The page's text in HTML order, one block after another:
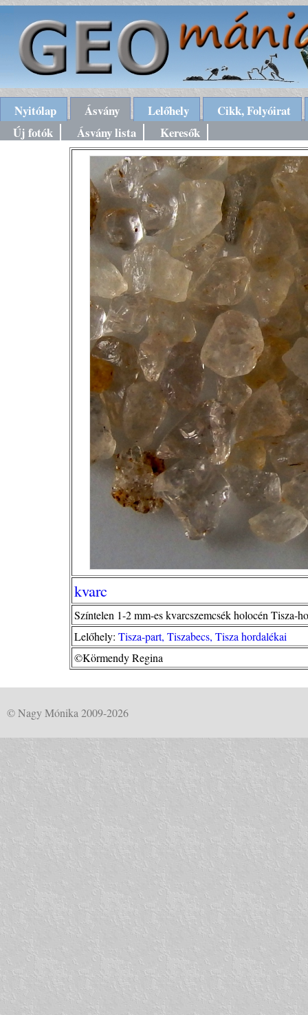
Nyitólap Ásvány Lelőhely
Cikk, Folyóirat
Új fotók
Ásvány lista Keresők
kvarc
Színtelen 1-2 mm-es kvarcszemcsék holocén Tisza-
Lelőhely: Tisza-part, Tiszabecs, Tisza hordalékai
©Körmendy Regina
© Nagy Mónika 2009-2026